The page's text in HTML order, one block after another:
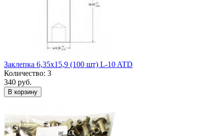
Заклепка 6,35x15,9 (100 шт) L-10 ATD
Количество: 3
340 руб.
В корзину